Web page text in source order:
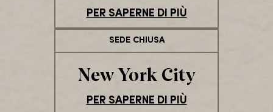
PER SAPERNE DI PIÙ
SEDE CHIUSA
New York City
PER SAPERNE DI PIÙ